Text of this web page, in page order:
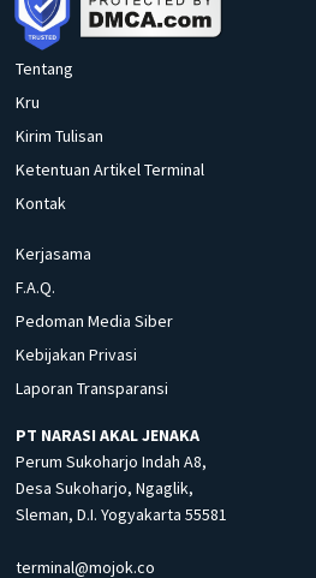
Tentang
Kru
Kirim Tulisan
Ketentuan Artikel Terminal
Kontak
Kerjasama
F.A.Q.
Pedoman Media Siber
Kebijakan Privasi
Laporan Transparansi
PT NARASI AKAL JENAKA
Perum Sukoharjo Indah A8,
Desa Sukoharjo, Ngaglik,
Sleman, D.I. Yogyakarta 55581
terminal@mojok.co